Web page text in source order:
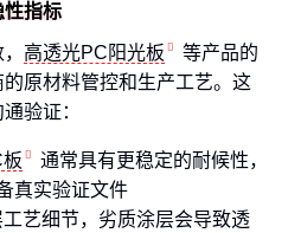
性指标
高透光PC阳光板
等产品的
原材料管控和生产工艺。这
验证：
通常具有更稳定的耐候性，
真实验证文件
艺细节，劣质涂层会导致透